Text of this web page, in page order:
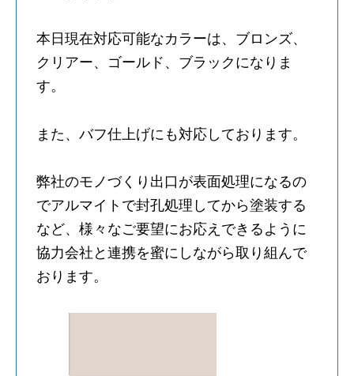
本日現在対応可能なカラーは、ブロンズ、
クリアー、ゴールド、ブラックになりま
す。
また、バフ仕上げにも対応しております。
弊社のモノづくり出口が表面処理になるの
でアルマイトで封孔処理してから塗装する
など、様々なご要望にお応えできるように
協力会社と連携を蜜にしながら取り組んで
おります。